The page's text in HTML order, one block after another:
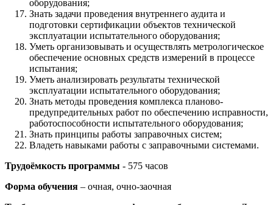
оборудования;
Знать задачи проведения внутреннего аудита и
подготовки сертификации объектов технической
эксплуатации испытательного оборудования;
Уметь организовывать и осуществлять метрологическое
обеспечение основных средств измерений в процессе
испытания;
Уметь анализировать результаты технической
эксплуатации испытательного оборудования;
Знать методы проведения комплекса планово-
предупредительных работ по обеспечению исправности,
работоспособности испытательного оборудования;
Знать принципы работы заправочных систем;
Владеть навыками работы с заправочными системами.
Трудоёмкость программы - 575 часов
Форма обучения – очная, очно-заочная